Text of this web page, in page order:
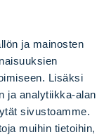
ja mainosten
Lisäksi
ja analytiikka-alan
sivustoamme.
muihin tietoihin,